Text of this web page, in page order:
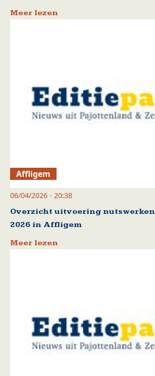
Meer lezen
Affligem
06/04/2026 - 20:38
Overzicht uitvoering
2026 in Affligem
Meer lezen